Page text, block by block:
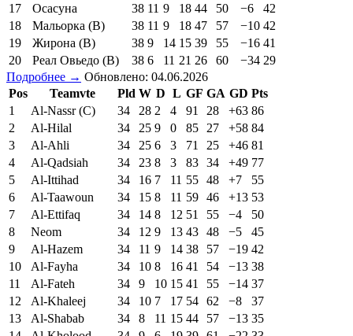
17
Осасуна 38 11 9 18 44 50 −6
42
18
Мальорка (В) 38 11 9 18 47 57 −10 42
19
Жирона (В) 38 9 14 15 39 55 −16 41
20
Реал Овьедо (В) 38 6 11 21 26 60 −34 29
Подробнее → Обновлено: 04.06.2026
Pos
Teamvte Pld W D L GF GA GD Pts
1
Al-Nassr (C) 34 28 2 4 91 28 +63 86
2
Al-Hilal 34 25 9 0 85 27 +58 84
3
Al-Ahli 34 25 6 3 71 25 +46 81
4
Al-Qadsiah 34 23 8 3 83 34 +49 77
5
Al-Ittihad 34 16 7 11 55 48 +7
55
6
Al-Taawoun 34 15 8 11 59 46 +13 53
7
Al-Ettifaq 34 14 8 12 51 55 −4
50
8
Neom 34 12 9 13 43 48 −5
45
9
Al-Hazem 34 11 9 14 38 57 −19 42
10
Al-Fayha 34 10 8 16 41 54 −13 38
11
Al-Fateh 34 9 10 15 41 55 −14 37
12
Al-Khaleej 34 10 7 17 54 62 −8
37
13
Al-Shabab 34 8 11 15 44 57 −13 35